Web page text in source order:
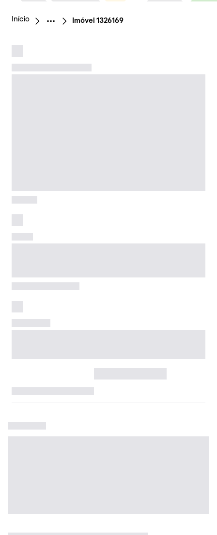
Início Imóvel 1326169